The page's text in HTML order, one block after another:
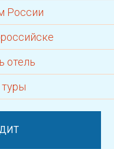
России
отель